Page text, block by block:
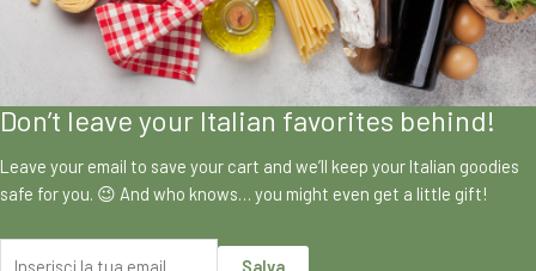
Don’t leave your Italian favorites behind!
Leave your email to save your cart and we’ll keep your Italian goodies
safe for you. 😉 And who knows… you might even get a little gift!
Salva